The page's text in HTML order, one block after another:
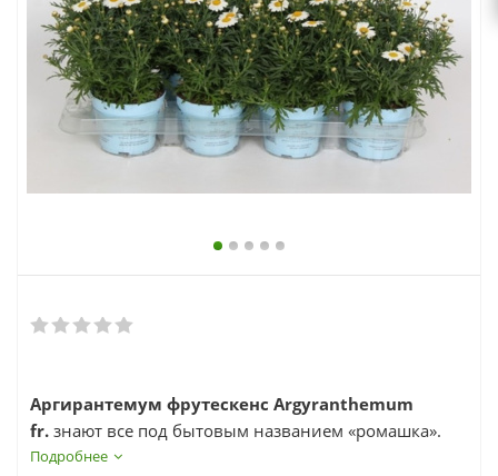
zakaz@topcvetok.ru
Аргирантемум фрутескенс Argyranthemum
fr. знают все под бытовым названием «ромашка».
Подробнее